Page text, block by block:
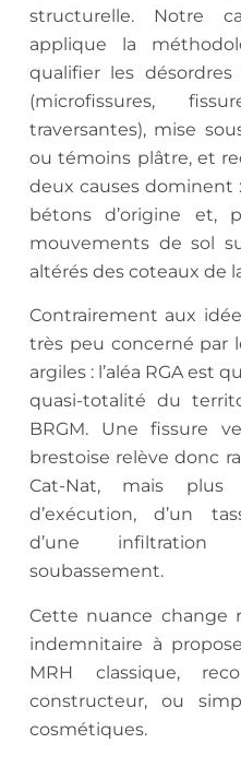
structurelle. Notre
applique la
qualifier les désordres
(microfissures,
traversantes), mise
ou témoins plâtre, et
deux causes dominent
bétons d’origine et,
mouvements de sol
altérés des coteaux de
Contrairement aux
très peu concerné par
argiles : l’aléa RGA est
quasi-totalité du
BRGM. Une fissure
brestoise relève donc
Cat-Nat, mais plus
d’exécution, d’un
d’une
soubassement.
Cette nuance change
indemnitaire à
MRH classique,
constructeur, ou
cosmétiques.